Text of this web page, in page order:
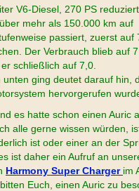
V6-Diesel, 270 PS
mehr als 150.000 km auf
passiert, zuerst auf
Der Verbrauch blieb auf
schließlich auf 7,0.
ging deutet darauf hin,
hervorgerufen
es hatte schon einen Auric
alle gerne wissen würden,
ist oder einer an der
ist daher ein Aufruf an
Harmony Super Charger im
Euch, einen Auric zu